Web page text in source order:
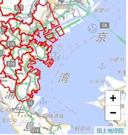
+
−
国土地理院